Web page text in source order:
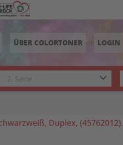
ÜBER COLORTONER LOGIN
Duplex, (45762012).